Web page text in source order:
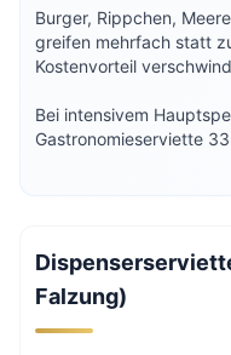
Burger, Rippchen,
greifen mehrfach statt
Kostenvorteil
Bei intensivem
Gastronomieserviette
Falzung)